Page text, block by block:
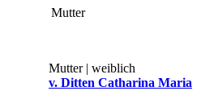
Mutter
Mutter | weiblich
v. Ditten Catharina Maria